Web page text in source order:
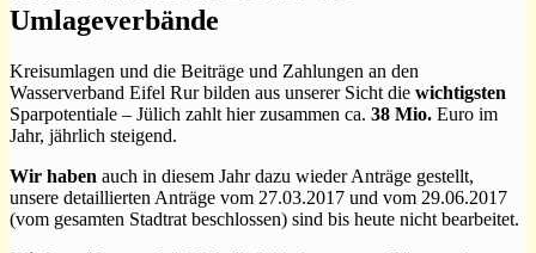
Umlageverbände
Kreisumlagen und die Beiträge und Zahlungen an den
Wasserverband Eifel Rur bilden aus unserer Sicht die wichtigsten
Sparpotentiale – Jülich zahlt hier zusammen ca. 38 Mio. Euro im
Jahr, jährlich steigend.
Wir haben auch in diesem Jahr dazu wieder Anträge gestellt,
unsere detaillierten Anträge vom 27.03.2017 und vom 29.06.2017
(vom gesamten Stadtrat beschlossen) sind bis heute nicht bearbeitet.